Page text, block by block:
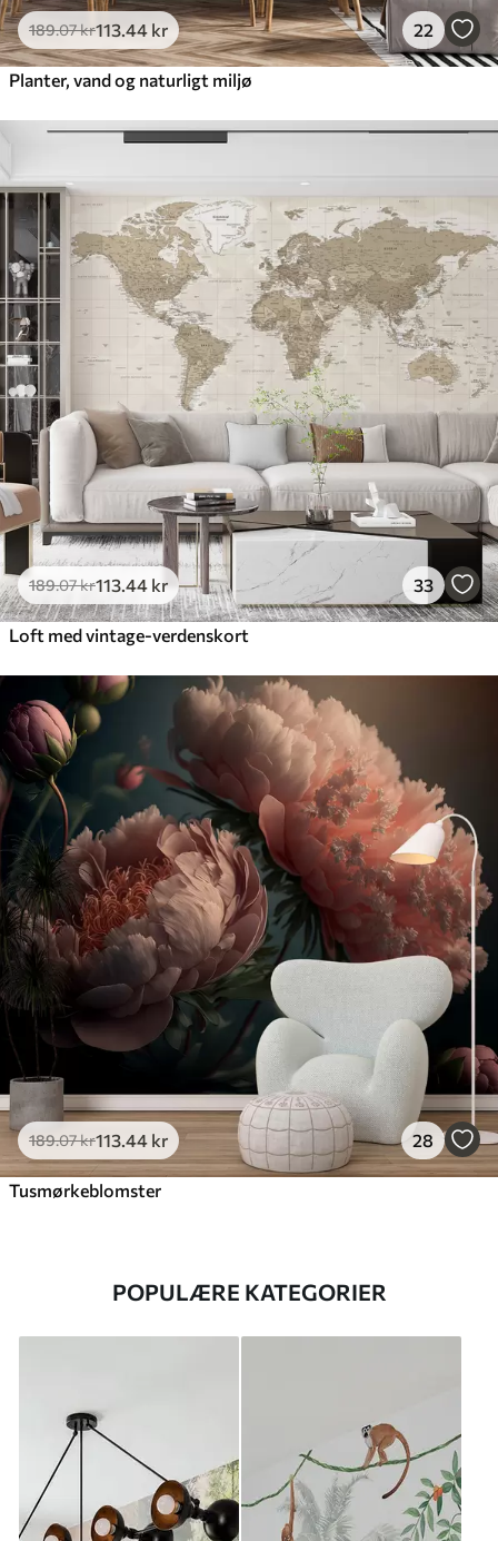
189.07kr113.44 kr 22
Planter, vand og naturligt miljø
189.07kr113.44 kr 33
Loft med vintage-verdenskort
189.07kr113.44 kr 28
Tusmørkeblomster
POPULÆRE KATEGORIER